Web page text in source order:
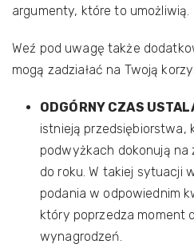
argumenty, które to umożliwią.
Weź pod uwagę także
mogą zadziałać na Twoją
ODGÓRNY CZAS
istnieją przedsiębiorstwa,
podwyżkach dokonują na
do roku. W takiej sytuacji
podania w odpowiednim
który poprzedza moment
wynagrodzeń.